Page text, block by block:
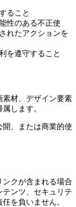
ること
性のある不正使
れたアクションを
を遵守すること
素材、デザイン要素
します。
、または商業的使
クが含まれる場合
ンツ、セキュリテ
を負いません。